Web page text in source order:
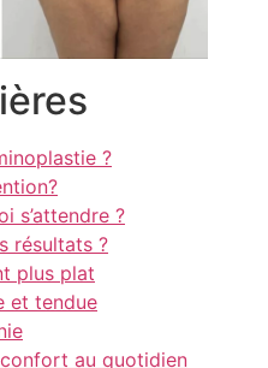
?
s’attendre ?
résultats ?
plus plat
et tendue
au quotidien